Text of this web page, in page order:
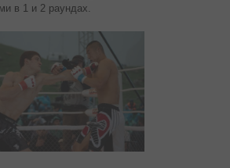
в 1 и 2 раундах.